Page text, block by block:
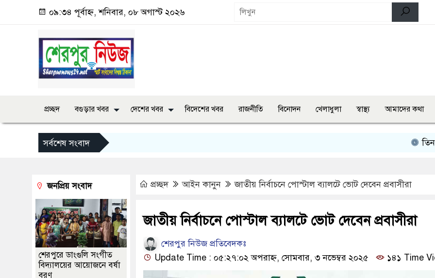
০৯:৩৪ পূর্বাহ্ন, শনিবার, ০৮ অগাস্ট ২০২৬
প্রচ্ছদ বগুড়ার খবর দেশের খবর বিদেশের খবর রাজনীতি বিনোদন খেলাধুলা স্বাস্থ্য আমাদের কথা
সর্বশেষ সংবাদ তিন
প্রচ্ছদ আইন কানুন জাতীয় নির্বাচনে পোস্টাল ব্যালটে ভোট দেবেন প্রবাসীরা
জাতীয় নির্বাচনে পোস্টাল ব্যালটে ভোট দেবেন প্রবাসীরা
শেরপুর নিউজ প্রতিবেদকঃ
Update Time : ০৫:২৭:০২ অপরাহ্ন, সোমবার, ৩ নভেম্বর ২০২৫
১৪১ Time
জনপ্রিয় সংবাদ
শেরপুরে ডাংগুলি সংগীত
বিদ্যালয়ের আয়োজনে বর্ষা
বরণ